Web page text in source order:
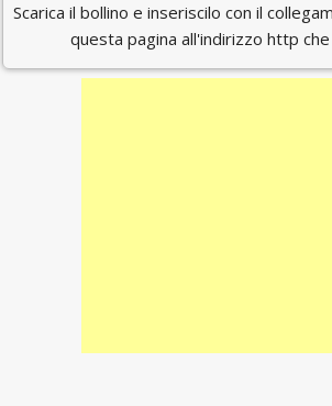
Scarica il bollino e inseriscilo con il
questa pagina all'indirizzo http